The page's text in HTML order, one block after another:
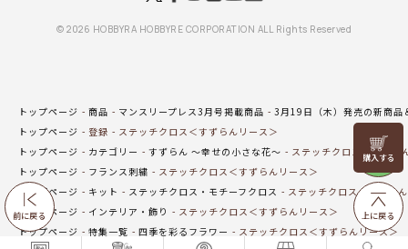
前に戻る
リリヤン
フェア
上に戻る
© 2026 HOBBYRA HOBBYRE CORPORATION ALL Rights Reserved
トップページ 商品 マンスリープレス3月号掲載商品
3月19日（木）発売の新商品
トップページ
登録
ステッチクロス＜すずらんリース＞
トップページ
カテゴリー すずらん ～幸せの小さな花～
ステッチクロス＜すずら
トップページ
フランス刺繍
ステッチクロス＜すずらんリース＞
トップページ
キット ステッチクロス・モチーフクロス
ステッチクロス＜すずら
トップページ
インテリア・飾り
ステッチクロス＜すずらんリース＞
トップページ
特集一覧 四季を彩るフラワー
ステッチクロス＜すずらんリース＞